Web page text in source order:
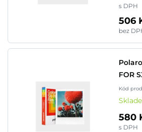
s DPH
506
bez
FOR
Kód
580
s DPH